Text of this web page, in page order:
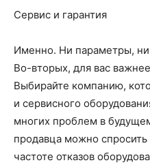
Сервис и гарантия
Именно. Ни параметры,
Во-вторых, для вас
Выбирайте компанию,
и сервисного
многих проблем в
продавца можно
частоте отказов